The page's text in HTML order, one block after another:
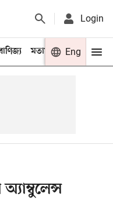
Login
মতামত খেলা
Eng